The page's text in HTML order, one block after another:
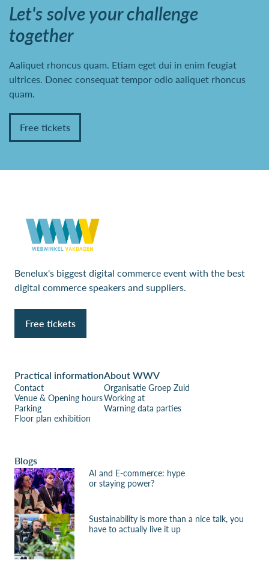
Let's solve your challenge
together
Aaliquet rhoncus quam. Etiam eget dui in enim feugiat
ultrices. Donec consequat tempor odio aaliquet rhoncus
quam.
Free tickets
Benelux's biggest digital commerce event with the best
digital commerce speakers and suppliers.
Free tickets
Practical information
Contact
Venue & Opening hours
Parking
Floor plan exhibition
About WWV
Organisatie Groep Zuid
Working at
Warning data parties
Blogs
AI and E-commerce: hype
or staying power?
Sustainability is more than a nice talk, you
have to actually live it up